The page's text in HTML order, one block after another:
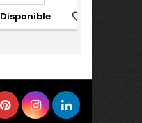
Disponible favorite_border